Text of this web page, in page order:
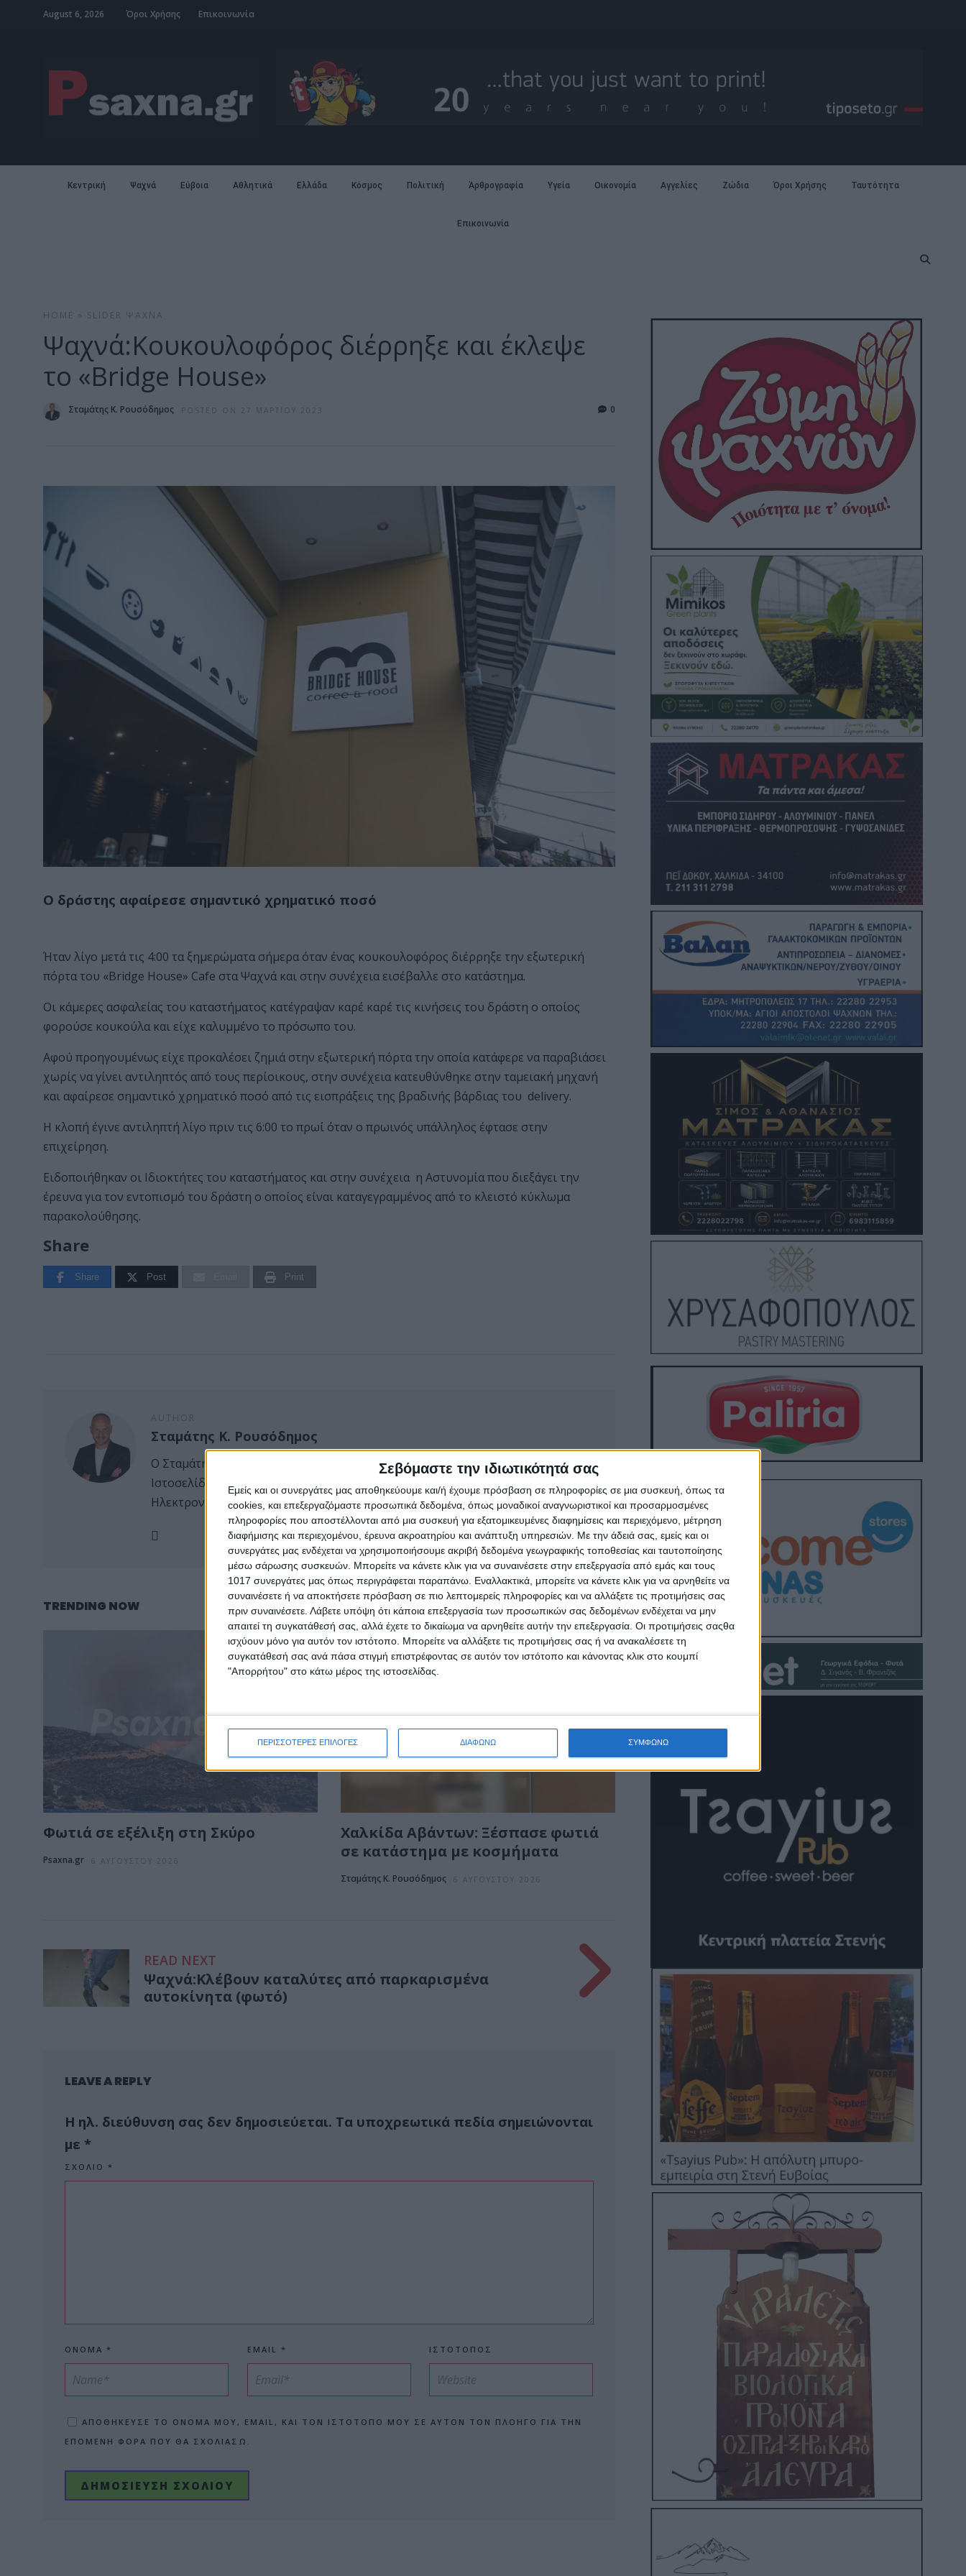
Σεβόμαστε την ιδιωτικότητά σας
Εμείς και οι συνεργάτες μας αποθηκεύουμε και/ή έχουμε πρόσβαση σε πληροφορίες σε μια συσκευή, όπως τα
cookies, και επεξεργαζόμαστε προσωπικά δεδομένα, όπως μοναδικοί αναγνωριστικοί και προσαρμοσμένες
πληροφορίες που αποστέλλονται από μια συσκευή για εξατομικευμένες διαφημίσεις και περιεχόμενο, μέτρηση
διαφήμισης και περιεχομένου, έρευνα ακροατηρίου και ανάπτυξη υπηρεσιών. Με την άδειά σας, εμείς και οι
συνεργάτες μας ενδέχεται να χρησιμοποιήσουμε ακριβή δεδομένα γεωγραφικής τοποθεσίας και ταυτοποίησης
μέσω σάρωσης συσκευών. Μπορείτε να κάνετε κλικ για να συναινέσετε στην επεξεργασία από εμάς και τους
1017 συνεργάτες μας όπως περιγράφεται παραπάνω. Εναλλακτικά, μπορείτε να κάνετε κλικ για να αρνηθείτε να
συναινέσετε ή να αποκτήσετε πρόσβαση σε πιο λεπτομερείς πληροφορίες και να αλλάξετε τις προτιμήσεις σας
πριν συναινέσετε. Λάβετε υπόψη ότι κάποια επεξεργασία των προσωπικών σας δεδομένων ενδέχεται να μην
απαιτεί τη συγκατάθεσή σας, αλλά έχετε το δικαίωμα να αρνηθείτε αυτήν την επεξεργασία. Οι προτιμήσεις σαςθα
ισχύουν μόνο για αυτόν τον ιστότοπο. Μπορείτε να αλλάξετε τις προτιμήσεις σας ή να ανακαλέσετε τη
συγκατάθεσή σας ανά πάσα στιγμή επιστρέφοντας σε αυτόν τον ιστότοπο και κάνοντας κλικ στο κουμπί
"Απορρήτου" στο κάτω μέρος της ιστοσελίδας.
ΠΕΡΙΣΣΟΤΕΡΕΣ ΕΠΙΛΟΓΕΣ ΔΙΑΦΩΝΩ ΣΥΜΦΩΝΩ
August 6, 2026 Όροι Χρήσης Επικοινωνία
Κεντρική Ψαχνά Εύβοια Αθλητικά Ελλάδα Κόσμος Πολιτική Άρθρογραφία Υγεία Οικονομία Αγγελίες Ζώδια Όροι Χρήσης Ταυτότητα
Επικοινωνία
HOME SLIDER ΨΑΧΝΆ
Ψαχνά:Κουκουλοφόρος διέρρηξε και έκλεψε
το «Bridge House»
Σταμάτης Κ. Ρουσόδημος POSTED ON 27 ΜΑΡΤΊΟΥ 2023 0
Ο δράστης αφαίρεσε σημαντικό χρηματικό ποσό
Ήταν λίγο μετά τις 4:00 τα ξημερώματα σήμερα όταν ένας κουκουλοφόρος διέρρηξε την εξωτερική
πόρτα του «Bridge House» Cafe στα Ψαχνά και στην συνέχεια εισέβαλλε στο κατάστημα.
Οι κάμερες ασφαλείας του καταστήματος κατέγραψαν καρέ καρέ τις κινήσεις του δράστη ο οποίος
φορούσε κουκούλα και είχε καλυμμένο το πρόσωπο του.
Αφού προηγουμένως είχε προκαλέσει ζημιά στην εξωτερική πόρτα την οποία κατάφερε να παραβιάσει
χωρίς να γίνει αντιληπτός από τους περίοικους, στην συνέχεια κατευθύνθηκε στην ταμειακή μηχανή
και αφαίρεσε σημαντικό χρηματικό ποσό από τις εισπράξεις της βραδινής βάρδιας του delivery.
Η κλοπή έγινε αντιληπτή λίγο πριν τις 6:00 το πρωί όταν ο πρωινός υπάλληλος έφτασε στην
επιχείρηση.
Ειδοποιήθηκαν οι Ιδιοκτήτες του καταστήματος και στην συνέχεια η Αστυνομία που διεξάγει την
έρευνα για τον εντοπισμό του δράστη ο οποίος είναι καταγεγραμμένος από το κλειστό κύκλωμα
παρακολούθησης.
Share
Share Post Print
Σταμάτης Κ. Ρουσόδημος
Ο Σταμάτης Κ. Ρουσόδημος είναι Ιδιοκτήτης και Νόμιμος Εκπρόσωπος της
Ιστοσελίδας Psaxna.gr. Είναι μέλος της Ένωσης Δημοσιογράφων Περιοδικού και
Ηλεκτρονικού τύπου Μακεδονίας-Θράκης με Αριθμό Μητρώου 0533.
TRENDING NOW
Φωτιά σε εξέλιξη στη Σκύρο
Psaxna.gr 6 ΑΥΓΟΎΣΤΟΥ 2026
Χαλκίδα Αβάντων: Ξέσπασε φωτιά
σε κατάστημα με κοσμήματα
Σταμάτης Κ. Ρουσόδημος 6 ΑΥΓΟΎΣΤΟΥ 2026
READ NEXT
Ψαχνά:Κλέβουν καταλύτες από παρκαρισμένα
αυτοκίνητα (φωτό)
LEAVE A REPLY
Η ηλ. διεύθυνση σας δεν δημοσιεύεται. Τα υποχρεωτικά πεδία σημειώνονται
με *
ΣΧΌΛΙΟ *
ΌΝΟΜΑ * EMAIL * ΙΣΤΌΤΟΠΟΣ
ΑΠΟΘΉΚΕΥΣΕ ΤΟ ΌΝΟΜΆ ΜΟΥ, EMAIL, ΚΑΙ ΤΟΝ ΙΣΤΌΤΟΠΟ ΜΟΥ ΣΕ ΑΥΤΌΝ ΤΟΝ ΠΛΟΗΓΌ ΓΙΑ ΤΗΝ
ΕΠΌΜΕΝΗ ΦΟΡΆ ΠΟΥ ΘΑ ΣΧΟΛΙΆΣΩ.